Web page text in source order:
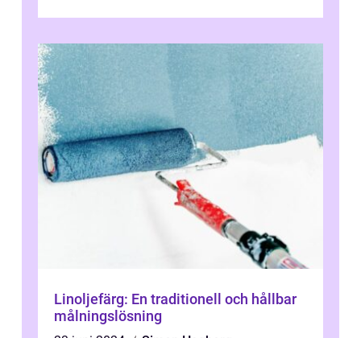
Linoljefärg: En traditionell och hållbar
målningslösning